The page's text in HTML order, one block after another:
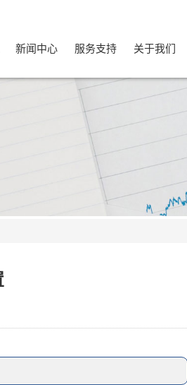
新闻中心 服务支持 关于我们